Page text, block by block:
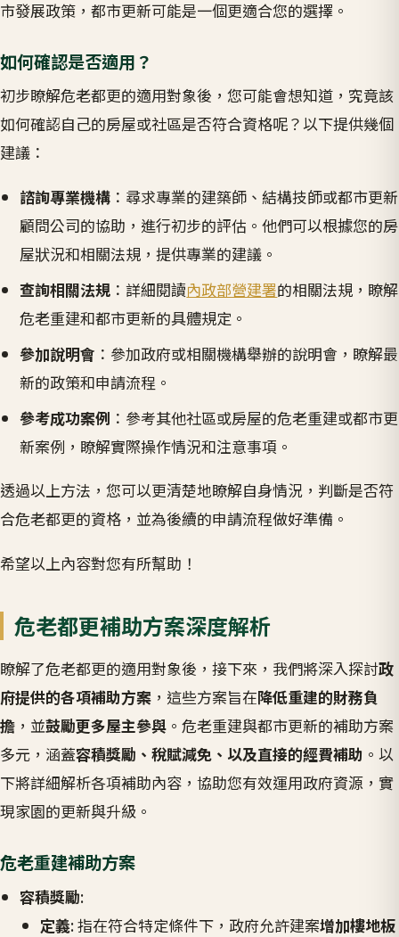
市發展政策，都市更新可能是一個更適合您的選擇。
如何確認是否適用？
初步瞭解危老都更的適用對象後，您可能會想知道，究竟該
如何確認自己的房屋或社區是否符合資格呢？以下提供幾個
建議：
諮詢專業機構 ：尋求專業的建築師、結構技師或都市更新
顧問公司的協助，進行初步的評估。他們可以根據您的房
屋狀況和相關法規，提供專業的建議。
查詢相關法規 ：詳細閱讀內政部營建署的相關法規，瞭解
危老重建和都市更新的具體規定。
參加說明會 ：參加政府或相關機構舉辦的說明會，瞭解最
新的政策和申請流程。
參考成功案例 ：參考其他社區或房屋的危老重建或都市更
新案例，瞭解實際操作情況和注意事項。
透過以上方法，您可以更清楚地瞭解自身情況，判斷是否符
合危老都更的資格，並為後續的申請流程做好準備。
希望以上內容對您有所幫助！
危老都更補助方案深度解析
瞭解了危老都更的適用對象後，接下來，我們將深入探討政
府提供的各項補助方案 ，這些方案旨在降低重建的財務負
擔 ，並鼓勵更多屋主參與 。危老重建與都市更新的補助方案
多元，涵蓋容積獎勵、稅賦減免、以及直接的經費補助 。以
下將詳細解析各項補助內容，協助您有效運用政府資源，實
現家園的更新與升級。
危老重建補助方案
容積獎勵:
定義: 指在符合特定條件下，政府允許建案增加樓地板